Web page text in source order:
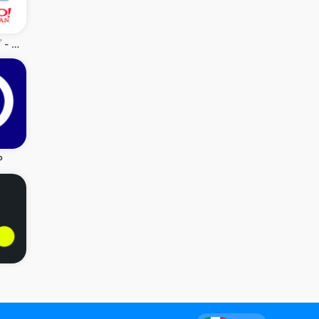
Yahoo!マップ - 最新地図、ナビや乗換案内も